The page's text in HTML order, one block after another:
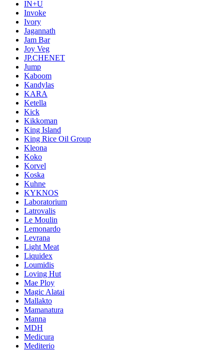
IN+U
Invoke
Ivory
Jagannath
Jam Bar
Joy Veg
JP.CHENET
Jump
Kaboom
Kandylas
KARA
Ketella
Kick
Kikkoman
King Island
King Rice Oil Group
Kleona
Koko
Korvel
Koska
Kuhne
KYKNOS
Laboratorium
Latrovalis
Le Moulin
Lemonardo
Levrana
Light Meat
Liquidex
Loumidis
Loving Hut
Mae Ploy
Magic Alatai
Mallakto
Mamanatura
Manna
MDH
Medicura
Mediterio